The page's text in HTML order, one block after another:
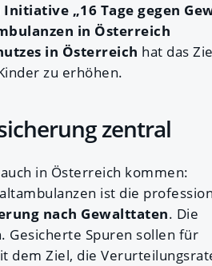
„16 Tage gegen
in Österreich
in Österreich hat das
zu erhöhen.
zentral
in Österreich kommen:
ist die
nach Gewalttaten. Die
Gesicherte Spuren sollen für
dem Ziel, die